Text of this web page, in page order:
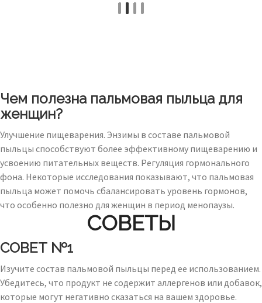
Чем полезна пальмовая пыльца для
женщин?
Улучшение пищеварения. Энзимы в составе пальмовой
пыльцы способствуют более эффективному пищеварению и
усвоению питательных веществ. Регуляция гормонального
фона. Некоторые исследования показывают, что пальмовая
пыльца может помочь сбалансировать уровень гормонов,
что особенно полезно для женщин в период менопаузы.
СОВЕТЫ
СОВЕТ №1
Изучите состав пальмовой пыльцы перед ее использованием.
Убедитесь, что продукт не содержит аллергенов или добавок,
которые могут негативно сказаться на вашем здоровье.